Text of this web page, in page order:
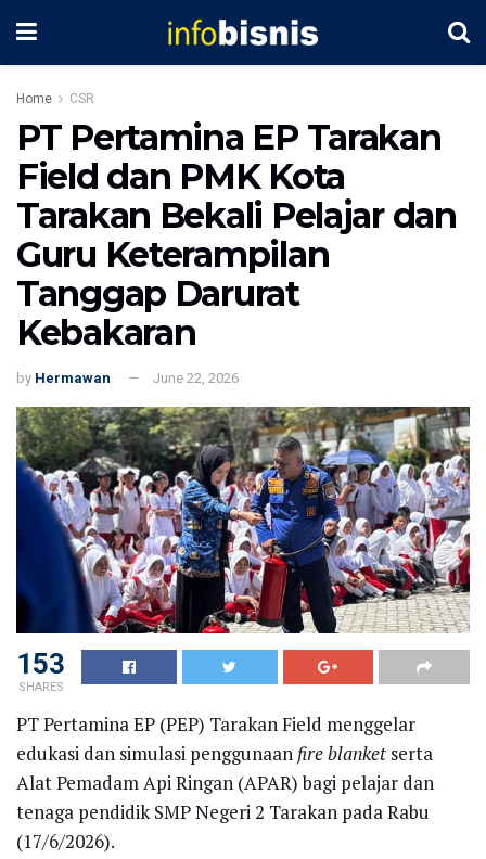
Home CSR
PT Pertamina EP Tarakan
Field dan PMK Kota
Tarakan Bekali Pelajar dan
Guru Keterampilan
Tanggap Darurat
Kebakaran
by Hermawan June 22, 2026
153
SHARES
PT Pertamina EP (PEP) Tarakan Field menggelar
edukasi dan simulasi penggunaan fire blanket serta
Alat Pemadam Api Ringan (APAR) bagi pelajar dan
tenaga pendidik SMP Negeri 2 Tarakan pada Rabu
(17/6/2026).